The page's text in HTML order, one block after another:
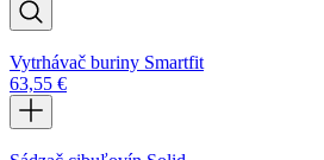
Vytrhávač buriny Smartfit
63,55 €